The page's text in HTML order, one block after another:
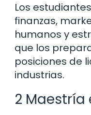
Los
finanzas,
humanos y
que los
posiciones de
industrias.
2 Maestría